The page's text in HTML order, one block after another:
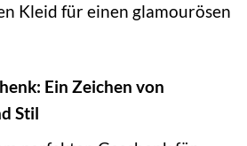
Kleid für einen glamourösen
Ein Zeichen von
Stil